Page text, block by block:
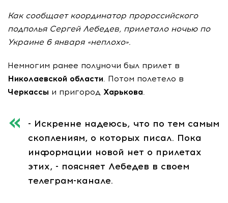
Как сообщает координатор пророссийского
подполья Сергей Лебедев, прилетало ночью по
Украине 6 января «неплохо».
Немногим ранее полуночи был прилет в
Николаевской области. Потом полетело в
Черкассы и пригород Харькова.
- Искренне надеюсь, что по тем самым
скоплениям, о которых писал. Пока
информации новой нет о прилетах
этих, - поясняет Лебедев в своем
телеграм-канале.